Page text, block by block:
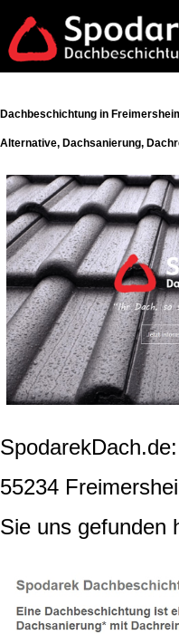
Dachbeschichtung in
Alternative, Dachsanierung,
55234
Sie uns gefunden